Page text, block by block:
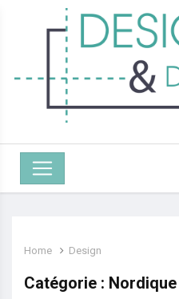
Home Design
Catégorie : Nordique